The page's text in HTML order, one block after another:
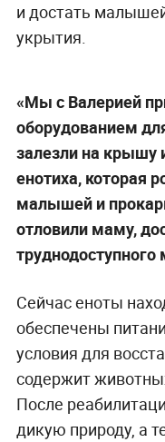
и достать
укрытия.
«Мы с Валерией
оборудованием
залезли на крышу
енотиха, которая
малышей и
отловили маму,
труднодоступного
Сейчас еноты
обеспечены
условия для
содержит
После
дикую природу, а